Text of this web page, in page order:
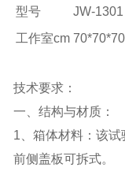
型号 JW-1301
工作室cm 70*70*70
技术要求：
一、结构与材质：
1、箱体材料：该试
前侧盖板可拆式。